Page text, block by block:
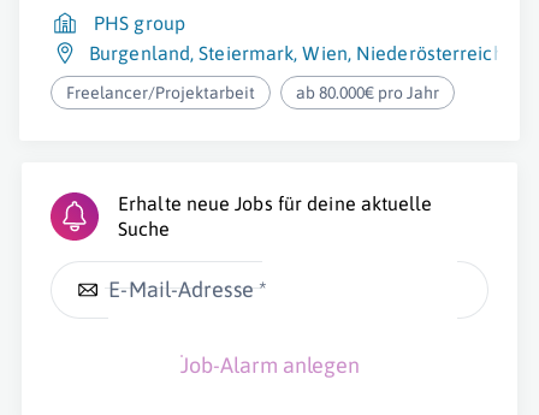
PHS group
Burgenland,Steiermark,Wien, Niederösterreich
Freelancer/Projektarbeit ab 80.000€ pro Jahr
Erhalte neue Jobs für deine aktuelle
Suche
E-Mail-Adresse *
Job-Alarm anlegen